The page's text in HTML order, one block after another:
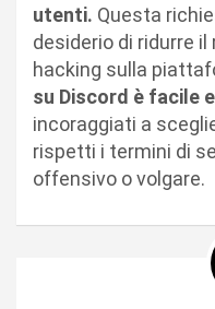
utenti. Questa
desiderio di ridurre
hacking sulla
su Discord è facile
incoraggiati a
rispetti i termini di
offensivo o volgare.